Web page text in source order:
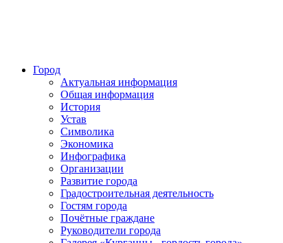
Город
Актуальная информация
Общая информация
История
Устав
Символика
Экономика
Инфографика
Организации
Развитие города
Градостроительная деятельность
Гостям города
Почётные граждане
Руководители города